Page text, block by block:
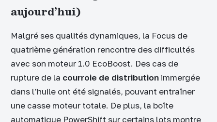
aujourd’hui)
Malgré ses qualités dynamiques, la Focus de
quatrième génération rencontre des difficultés
avec son moteur 1.0 EcoBoost. Des cas de
rupture de la courroie de distribution immergée
dans l’huile ont été signalés, pouvant entraîner
une casse moteur totale. De plus, la boîte
automatique PowerShift sur certains lots montre